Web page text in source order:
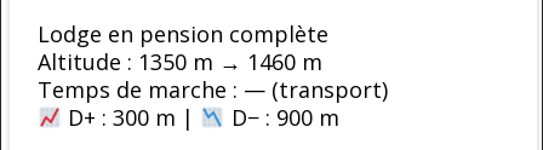
Lodge en pension complète
Altitude : 1350 m → 1460 m
Temps de marche : — (transport)
D+ : 300 m |
D− : 900 m